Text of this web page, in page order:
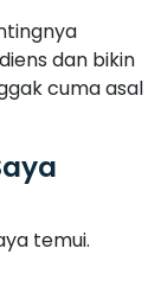
dan bikin
cuma asal
temui.